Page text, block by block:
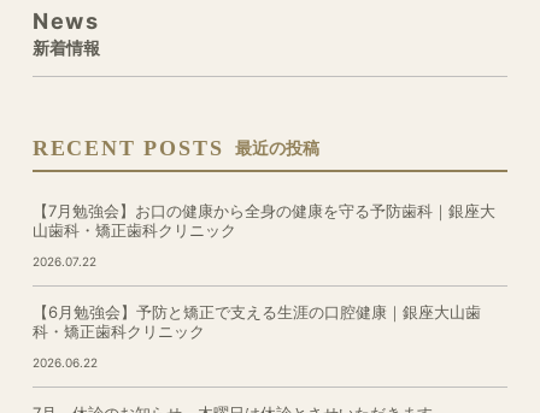
News
新着情報
RECENT POSTS 最近の投稿
【7月勉強会】お口の健康から全身の健康を守る予防歯科｜銀座大
山歯科・矯正歯科クリニック
2026.07.22
【6月勉強会】予防と矯正で支える生涯の口腔健康｜銀座大山歯
科・矯正歯科クリニック
2026.06.22